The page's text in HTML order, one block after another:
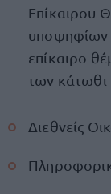
Επίκαιρου
υποψηφίων
επίκαιρο
των κάτωθι
Διεθνείς